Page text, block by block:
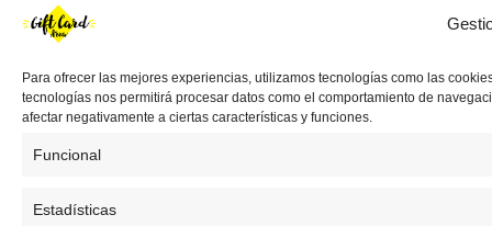
Para ofrecer las mejores experiencias, utilizamos tecnologías como las
tecnologías nos permitirá procesar datos como el comportamiento de
afectar negativamente a ciertas características y funciones.
Funcional
Estadísticas